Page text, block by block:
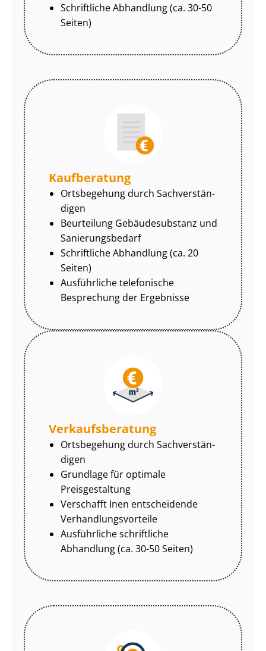
Schriftliche Abhandlung (ca. 30-50
Seiten)
Kaufberatung
Ortsbegehung durch Sach­ver­stän­
di­gen
Beurteilung Gebäudesubstanz und
Sa­nie­rungs­be­darf
Schriftliche Abhandlung (ca. 20
Seiten)
Ausführliche telefonische
Besprechung der Ergebnisse
Ver­kaufs­be­ra­tung
Ortsbegehung durch Sach­ver­stän­
di­gen
Grundlage für optimale
Preisgestaltung
Verschafft Inen entscheidende
Ver­hand­lungs­vor­tei­le
Ausführliche schriftliche
Abhandlung (ca. 30-50 Seiten)